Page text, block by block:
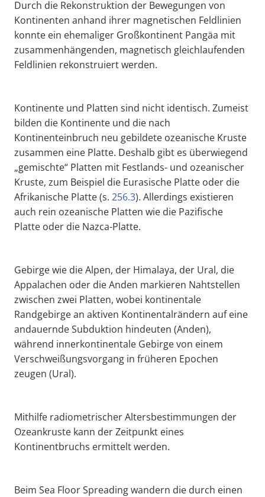
Durch die Rekonstruktion der Bewegungen von
Kontinenten anhand ihrer magnetischen Feldlinien
konnte ein ehemaliger Großkontinent Pangäa mit
zusammenhängenden, magnetisch gleichlaufenden
Feldlinien rekonstruiert werden.
Kontinente und Platten sind nicht identisch. Zumeist
bilden die Kontinente und die nach
Kontinenteinbruch neu gebildete ozeanische Kruste
zusammen eine Platte. Deshalb gibt es überwiegend
„gemischte“ Platten mit Festlands- und ozeanischer
Kruste, zum Beispiel die Eurasische Platte oder die
Afrikanische Platte (s. 256.3). Allerdings existieren
auch rein ozeanische Platten wie die Pazifische
Platte oder die Nazca-Platte.
Gebirge wie die Alpen, der Himalaya, der Ural, die
Appalachen oder die Anden markieren Nahtstellen
zwischen zwei Platten, wobei kontinentale
Randgebirge an aktiven Kontinentalrändern auf eine
andauernde Subduktion hindeuten (Anden),
während innerkontinentale Gebirge von einem
Verschweißungsvorgang in früheren Epochen
zeugen (Ural).
Mithilfe radiometrischer Altersbestimmungen der
Ozeankruste kann der Zeitpunkt eines
Kontinentbruchs ermittelt werden.
Beim Sea Floor Spreading wandern die durch einen